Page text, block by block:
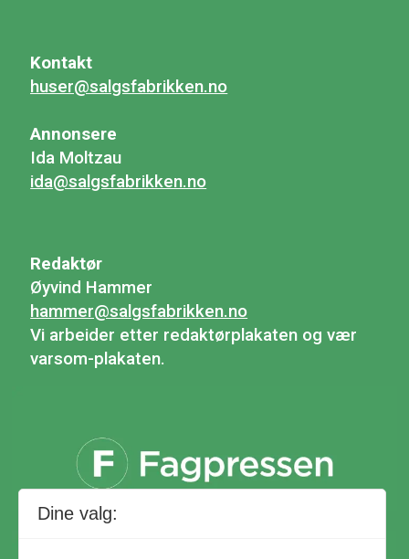
Kontakt
huser@salgsfabrikken.no
Annonsere
Ida Moltzau
ida@salgsfabrikken.no
Redaktør
Øyvind Hammer
hammer@salgsfabrikken.no
Vi arbeider etter redaktørplakaten og vær
varsom-plakaten.
Dine valg: